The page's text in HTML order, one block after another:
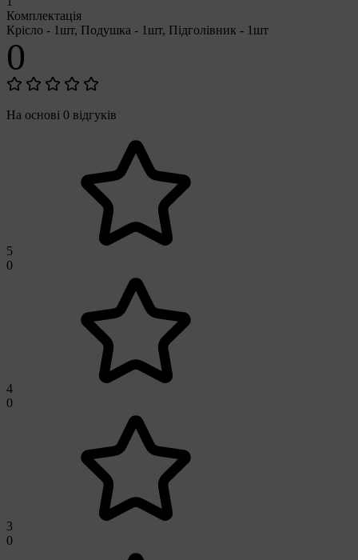
Комплектація
Крісло - 1шт, Подушка - 1шт, Підголівник - 1шт
0
На основі 0 відгуків
5
0
4
0
3
0